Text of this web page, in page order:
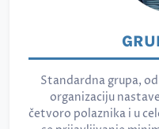
Standardna grupa,
organizaciju
četvoro polaznika i u